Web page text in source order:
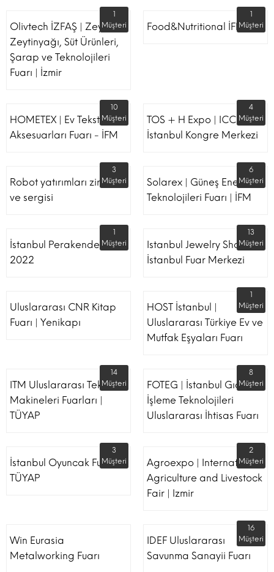
Olivtech İZFAŞ | Zeytin,
Zeytinyağı, Süt Ürünleri,
Şarap ve Teknolojileri
Fuarı | İzmir
1
Müşteri
Food&Nutritional İFM
1
Müşteri
HOMETEX | Ev Tekstili Ve
Aksesuarları Fuarı - İFM
10
Müşteri
TOS + H Expo | ICC -
İstanbul Kongre Merkezi
4
Müşteri
Robot yatırımları zirvesi
ve sergisi
3
Müşteri
Solarex | Güneş Enerjisi &
Teknolojileri Fuarı | İFM
6
Müşteri
İstanbul Perakende Fuarı
2022
1
Müşteri
Istanbul Jewelry Show |
İstanbul Fuar Merkezi
13
Müşteri
Uluslararası CNR Kitap
Fuarı | Yenikapı
HOST İstanbul |
Uluslararası Türkiye Ev ve
Mutfak Eşyaları Fuarı
1
Müşteri
ITM Uluslararası Tekstil
Makineleri Fuarları |
TÜYAP
14
Müşteri
FOTEG | İstanbul Gıda
İşleme Teknolojileri
Uluslararası İhtisas Fuarı
8
Müşteri
İstanbul Oyuncak Fuarı -
TÜYAP
3
Müşteri
Agroexpo | International
Agriculture and Livestock
Fair | Izmir
2
Müşteri
Win Eurasia
Metalworking Fuarı
IDEF Uluslararası
Savunma Sanayii Fuarı
16
Müşteri